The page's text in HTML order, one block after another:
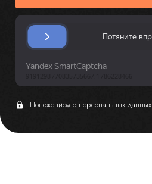
Положением о персональных данных